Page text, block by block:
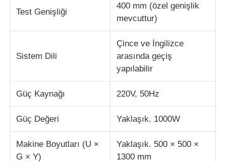
Test Genişliği
400 mm (özel genişlik
mevcuttur)
Sistem Dili
Çince ve İngilizce
arasında geçiş
yapılabilir
Güç Kaynağı 220V, 50Hz
Güç Değeri Yaklaşık. 1000W
Makine Boyutları (U ×
G × Y)
Yaklaşık. 500 × 500 ×
1300 mm